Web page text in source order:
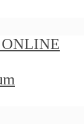
ONLINE